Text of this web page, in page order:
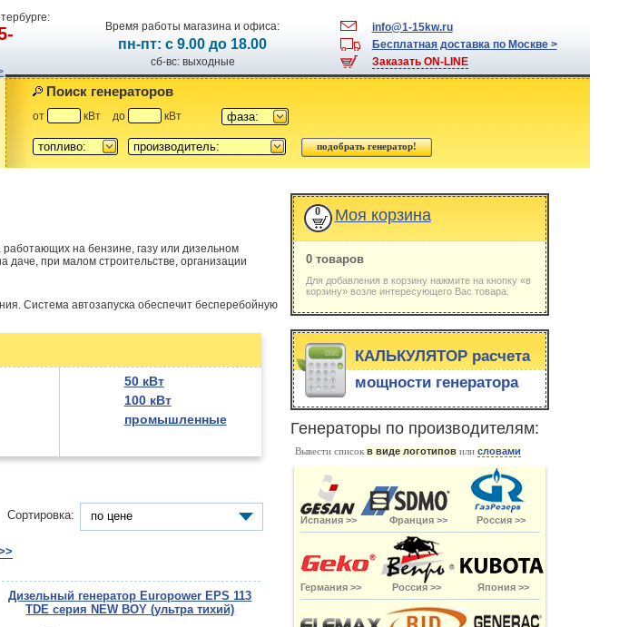
Время работы магазина и офиса:
пн-пт: с 9.00 до 18.00
сб-вс: выходные
info@1-15kw.ru
Бесплатная доставка по Москве >
Заказать ON-LINE
Поиск генераторов
от кВт до кВт фаза:
топливо: производитель:
на бензине, газу или дизельном
даче, при малом строительстве, организации
Система автозапуска обеспечит бесперебойную
50 кВт
100 кВт
промышленные
Сортировка: по цене
Дизельный генератор Europower EPS 113
TDE серия NEW BOY (ультра тихий)
0 Моя корзина
0 товаров
Для добавления в корзину нажмите на кнопку «в
корзину» возле интересующего Вас товара.
КАЛЬКУЛЯТОР расчета
мощности генератора
Генераторы по производителям:
Вывести список в виде логотиповили словами
Испания >> Франция >>
Германия >> Россия >> Япония >>
Россия >>